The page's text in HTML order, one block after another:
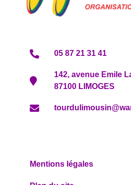
05 87 21 31 41
142, avenue Emile
87100 LIMOGES
Mentions légales